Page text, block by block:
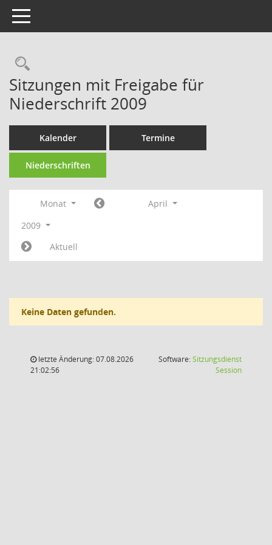
Toggle navigation
Rechercheauswahl
Sitzungen mit Freigabe für
Niederschrift 2009
Kalender Termine
Niederschriften
Monat
April
2009
Aktuell
Keine Daten gefunden.
letzte Änderung: 07.08.2026
21:02:56
Software:Sitzungsdienst
Session(Wird in